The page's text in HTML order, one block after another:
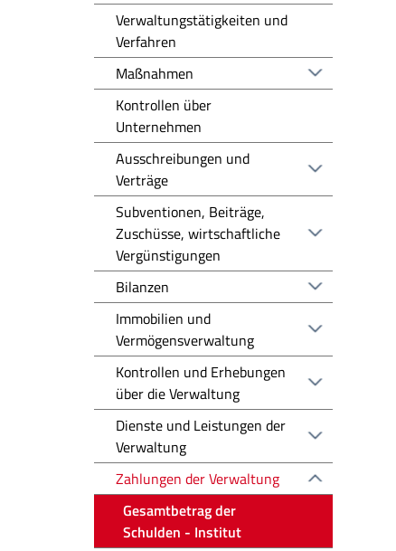
Verwaltungstätigkeiten und
Verfahren
Maßnahmen
Kontrollen über
Unternehmen
Ausschreibungen und
Verträge
Subventionen, Beiträge,
Zuschüsse, wirtschaftliche
Vergünstigungen
Bilanzen
Immobilien und
Vermögensverwaltung
Kontrollen und Erhebungen
über die Verwaltung
Dienste und Leistungen der
Verwaltung
Zahlungen der Verwaltung
Gesamtbetrag der
Schulden - Institut